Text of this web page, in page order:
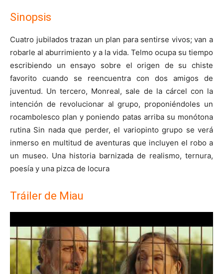
Sinopsis
Cuatro jubilados trazan un plan para sentirse vivos; van a
robarle al aburrimiento y a la vida. Telmo ocupa su tiempo
escribiendo un ensayo sobre el origen de su chiste
favorito cuando se reencuentra con dos amigos de
juventud. Un tercero, Monreal, sale de la cárcel con la
intención de revolucionar al grupo, pro­poniéndoles un
rocambolesco plan y poniendo patas arriba su monótona
rutina Sin nada que perder, el variopinto grupo se verá
inmerso en multitud de aventuras que incluyen el robo a
un museo. Una historia barnizada de realismo, ternura,
poesía y una pizca de locura
Tráiler de Miau